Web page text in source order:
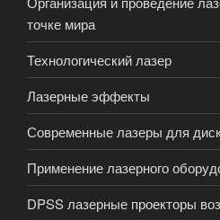
точке мира
Технологический лазер
Лазерные эффекты
Современные лазеры для
Применение лазерного
DPSS лазерные проекторы